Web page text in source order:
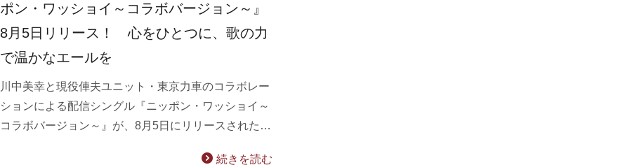
ポン・ワッショイ～コラボバージョン～』
8月5日リリース！ 心をひとつに、歌の力
で温かなエールを
川中美幸と現役俥夫ユニット・東京力車のコラボレー
ションによる配信シングル『ニッポン・ワッショイ～
コラボバージョン～』が、8月5日にリリースされた…
続きを読む